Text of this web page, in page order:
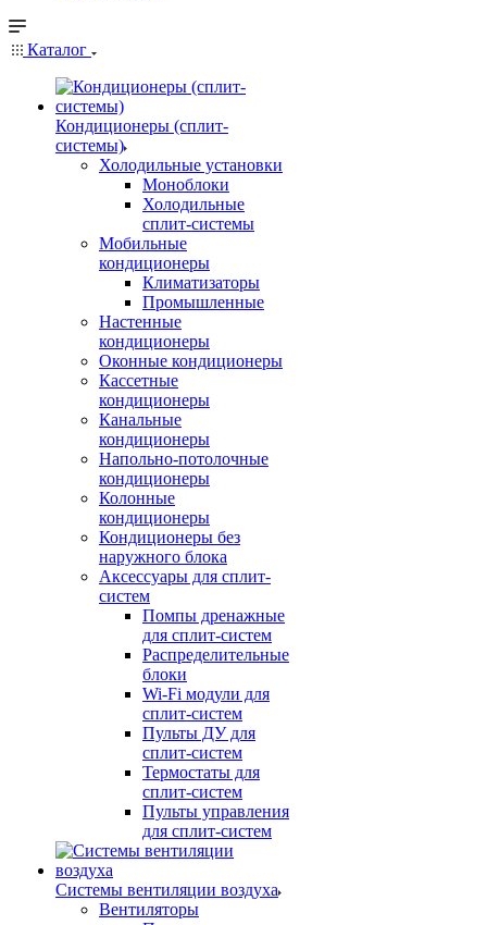
Каталог
Кондиционеры (сплит-
системы)
Холодильные установки
Моноблоки
Холодильные
сплит-системы
Мобильные
кондиционеры
Климатизаторы
Промышленные
Настенные
кондиционеры
Оконные кондиционеры
Кассетные
кондиционеры
Канальные
кондиционеры
Напольно-потолочные
кондиционеры
Колонные
кондиционеры
Кондиционеры без
наружного блока
Аксессуары для сплит-
систем
Помпы дренажные
для сплит-систем
Распределительные
блоки
Wi-Fi модули для
сплит-систем
Пульты ДУ для
сплит-систем
Термостаты для
сплит-систем
Пульты управления
для сплит-систем
Системы вентиляции воздуха
Вентиляторы